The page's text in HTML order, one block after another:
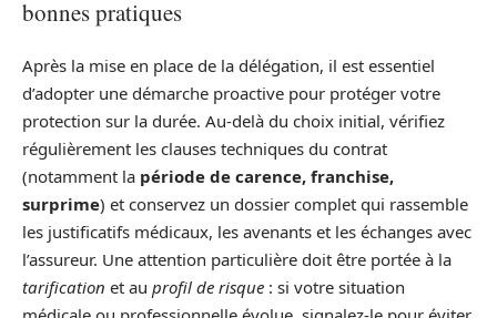
bonnes pratiques
Après la mise en place de la délégation, il est essentiel
d’adopter une démarche proactive pour protéger votre
protection sur la durée. Au-delà du choix initial, vérifiez
régulièrement les clauses techniques du contrat
(notamment la période de carence, franchise,
surprime) et conservez un dossier complet qui rassemble
les justificatifs médicaux, les avenants et les échanges avec
l’assureur. Une attention particulière doit être portée à la
tarification et au profil de risque : si votre situation